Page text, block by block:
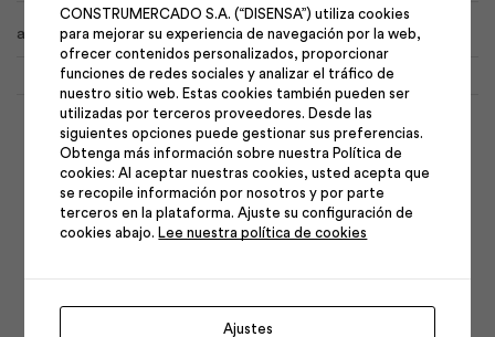
agosto 2026
M X J V S
1
4 5 6 7 8
11 12 13 14 15
18 19 20 21 22
CONSTRUMERCADO S.A. (“DISENSA”) utiliza cookies
para mejorar su experiencia de navegación por la web,
ofrecer contenidos personalizados, proporcionar
funciones de redes sociales y analizar el tráfico de
nuestro sitio web. Estas cookies también pueden ser
utilizadas por terceros proveedores. Desde las
siguientes opciones puede gestionar sus preferencias.
Obtenga más información sobre nuestra Política de
cookies: Al aceptar nuestras cookies, usted acepta que
se recopile información por nosotros y por parte
terceros en la plataforma. Ajuste su configuración de
cookies abajo.
Lee nuestra política de cookies
Ajustes